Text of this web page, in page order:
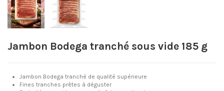
Jambon Bodega tranché sous vide 185 g
Jambon Bodega tranché de qualité supérieure
Fines tranches prêtes à déguster